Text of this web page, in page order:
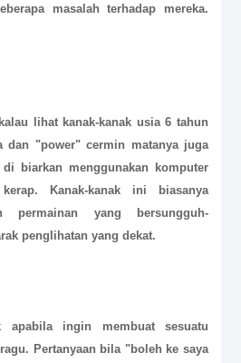
masalah terhadap mereka.
lihat kanak-kanak usia 6 tahun
dan "power" cermin matanya juga
biarkan menggunakan komputer
Kanak-kanak ini biasanya
permainan yang bersungguh-
penglihatan yang dekat.
apabila ingin membuat sesuatu
Pertanyaan bila "boleh ke saya